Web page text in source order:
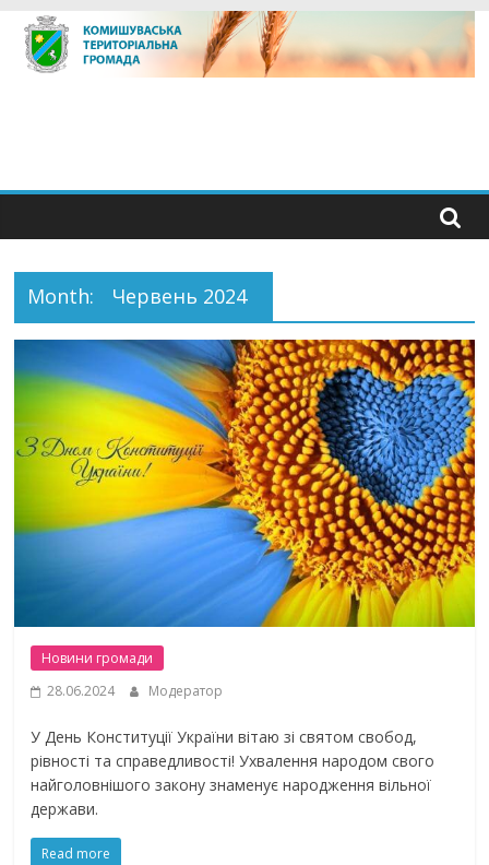
Skip
content
Month: Червень 2024
Новини громади
28.06.2024
Модератор
У День Конституції України вітаю зі святом свобод,
рівності та справедливості! Ухвалення народом свого
найголовнішого закону знаменує народження вільної
держави.
Read more